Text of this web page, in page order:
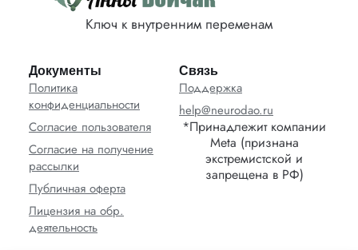
Ключ к внутренним переменам
Документы
Политика
конфиденциальности
Согласие пользователя
Согласие на получение
рассылки
Публичная оферта
Лицензия на обр.
деятельность
Связь
Поддержка
help@neurodao.ru
*Принадлежит компании
Meta (признана
экстремистской и
запрещена в РФ)